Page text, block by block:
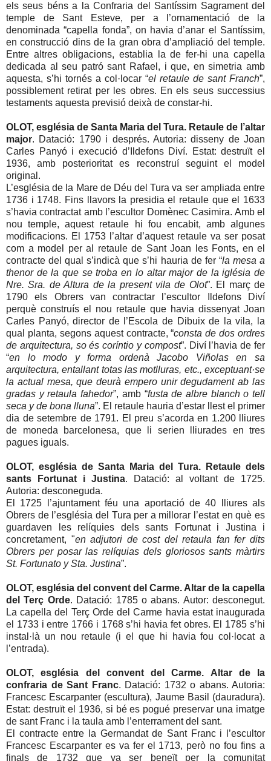
els seus béns a la Confraria del Santíssim Sagrament del
temple de Sant Esteve, per a l’ornamentació de la
denominada “capella fonda”, on havia d’anar el Santíssim,
en construcció dins de la gran obra d’ampliació del temple.
Entre altres obligacions, establia la de fer-hi una capella
dedicada al seu patró sant Rafael, i que, en simetria amb
aquesta, s’hi tornés a col·locar “el retaule de sant Franch”,
possiblement retirat per les obres. En els seus successius
testaments aquesta previsió deixà de constar-hi.
OLOT, església de Santa Maria del Tura. Retaule de l’altar
major. Datació: 1790 i després. Autoria: disseny de Joan
Carles Panyó i execució d’Ildefons Diví. Estat: destruït el
1936, amb posterioritat es reconstruí seguint el model
original.
L’església de la Mare de Déu del Tura va ser ampliada entre
1736 i 1748. Fins llavors la presidia el retaule que el 1633
s’havia contractat amb l’escultor Domènec Casimira. Amb el
nou temple, aquest retaule hi fou encabit, amb algunes
modificacions. El 1753 l’altar d’aquest retaule va ser posat
com a model per al retaule de Sant Joan les Fonts, en el
contracte del qual s’indicà que s’hi hauria de fer “la mesa a
thenor de la que se troba en lo altar major de la iglésia de
Nre. Sra. de Altura de la present vila de Olot”. El març de
1790 els Obrers van contractar l’escultor Ildefons Diví
perquè construís el nou retaule que havia dissenyat Joan
Carles Panyó, director de l’Escola de Dibuix de la vila, la
qual planta, segons aquest contracte, “consta de dos ordres
de arquitectura, so és coríntio y compost”. Diví l’havia de fer
“en lo modo y forma ordenà Jacobo Viñolas en sa
arquitectura, entallant totas las motlluras, etc., exceptuant·se
la actual mesa, que deurà empero unir degudament ab las
gradas y retaula fahedor”, amb “fusta de albre blanch o tell
seca y de bona lluna”. El retaule hauria d’estar llest el primer
dia de setembre de 1791. El preu s’acorda en 1.200 lliures
de moneda barcelonesa, que li serien lliurades en tres
pagues iguals.
OLOT, església de Santa Maria del Tura. Retaule dels
sants Fortunat i Justina. Datació: al voltant de 1725.
Autoria: desconeguda.
El 1725 l’ajuntament féu una aportació de 40 lliures als
Obrers de l’església del Tura per a millorar l’estat en què es
guardaven les relíquies dels sants Fortunat i Justina i
concretament, "en adjutori de cost del retaula fan fer dits
Obrers per posar las relíquias dels gloriosos sants màrtirs
St. Fortunato y Sta. Justina”.
OLOT, església del convent del Carme. Altar de la capella
del Terç Orde. Datació: 1785 o abans. Autor: desconegut.
La capella del Terç Orde del Carme havia estat inaugurada
el 1733 i entre 1766 i 1768 s’hi havia fet obres. El 1785 s’hi
instal·là un nou retaule (i el que hi havia fou col·locat a
l’entrada).
OLOT, església del convent del Carme. Altar de la
confraria de Sant Franc. Datació: 1732 o abans. Autoria:
Francesc Escarpanter (escultura), Jaume Basil (dauradura).
Estat: destruït el 1936, si bé es pogué preservar una imatge
de sant Franc i la taula amb l’enterrament del sant.
El contracte entre la Germandat de Sant Franc i l’escultor
Francesc Escarpanter es va fer el 1713, però no fou fins a
finals de 1732 que va ser beneït per la comunitat